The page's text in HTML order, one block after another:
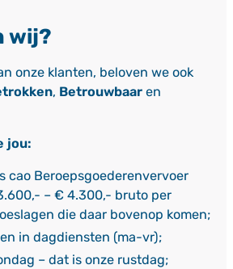
wij?
onze klanten, beloven we ook
, Betrouwbaaren
jou:
cao Beroepsgoederenvervoer
– € 4.300,- bruto per
die daar bovenop komen;
in dagdiensten (ma-vr);
– dat is onze rustdag;